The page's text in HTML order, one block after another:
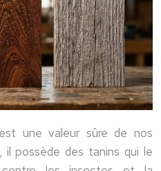
une valeur sûre de nos
possède des tanins qui le